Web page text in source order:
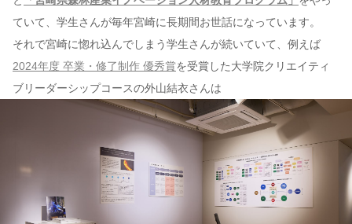
ていて、学生さんが毎年宮崎に長期間お世話になっています。
それで宮崎に惚れ込んでしまう学生さんが続いていて、例えば
2024年度 卒業・修了制作 優秀賞を受賞した大学院クリエイティ
ブリーダーシップコースの外山結衣さんは